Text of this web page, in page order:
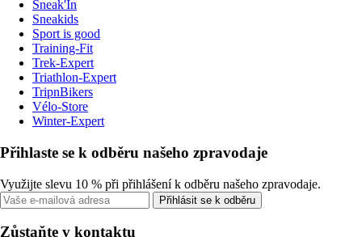
Sneak'In
Sneakids
Sport is good
Training-Fit
Trek-Expert
Triathlon-Expert
TripnBikers
Vélo-Store
Winter-Expert
Přihlaste se k odběru našeho zpravodaje
Využijte slevu 10 % při přihlášení k odběru našeho zpravodaje.
Přihlásit se k odběru
Zůstaňte v kontaktu